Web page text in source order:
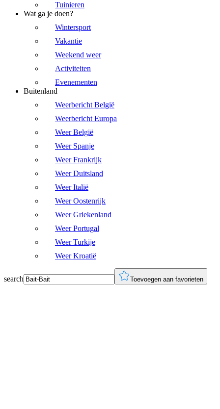
Tuinieren
Wat ga je doen?
Wintersport
Vakantie
Weekend weer
Activiteiten
Evenementen
Buitenland
Weerbericht België
Weerbericht Europa
Weer België
Weer Spanje
Weer Frankrijk
Weer Duitsland
Weer Italië
Weer Oostenrijk
Weer Griekenland
Weer Portugal
Weer Turkije
Weer Kroatië
search Toevoegen aan favorieten